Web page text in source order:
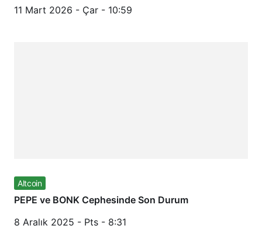
11 Mart 2026 - Çar - 10:59
Altcoin
PEPE ve BONK Cephesinde Son Durum
8 Aralık 2025 - Pts - 8:31